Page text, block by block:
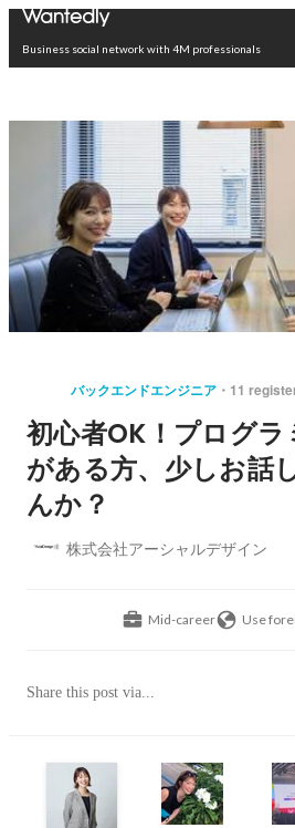
Business social network with 4M professionals
バックエンドエンジニア 11
初心者OK！プログ
がある方、少しお話
んか？
株式会社アーシャルデザイン
Mid-career Use
Share this post via...